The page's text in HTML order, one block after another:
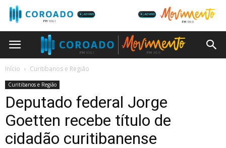
Início Curitibanos e Região
Curitibanos e Região
Deputado federal Jorge
Goetten recebe título de
cidadão curitibanense